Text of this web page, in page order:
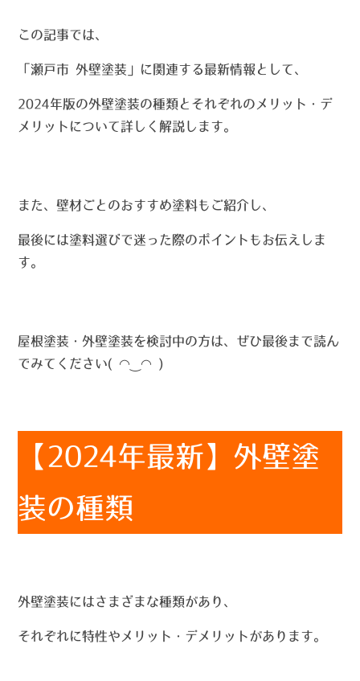
この記事では、
「瀬戸市 外壁塗装」に関連する最新情報として、
2024年版の外壁塗装の種類とそれぞれのメリット・デ
メリットについて詳しく解説します。
また、壁材ごとのおすすめ塗料もご紹介し、
最後には塗料選びで迷った際のポイントもお伝えしま
す。
屋根塗装・外壁塗装を検討中の方は、ぜひ最後まで読ん
でみてください( ◠‿◠ )
【2024年最新】外壁塗
装の種類
外壁塗装にはさまざまな種類があり、
それぞれに特性やメリット・デメリットがあります。